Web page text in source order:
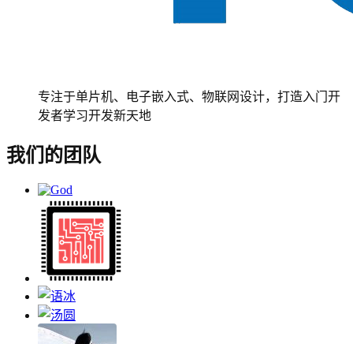
专注于单片机、电子嵌入式、物联网设计，打造入门开
发者学习开发新天地
我们的团队